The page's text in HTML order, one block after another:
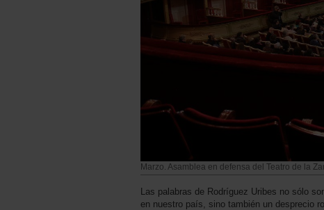
Marzo. Asamblea en defensa del Teatro de la
Las palabras de Rodríguez Uribes no sólo
en nuestro país, sino también un desprecio